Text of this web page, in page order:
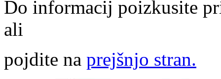
Do informacij poizkusite
ali
pojdite na prejšnjo stran.